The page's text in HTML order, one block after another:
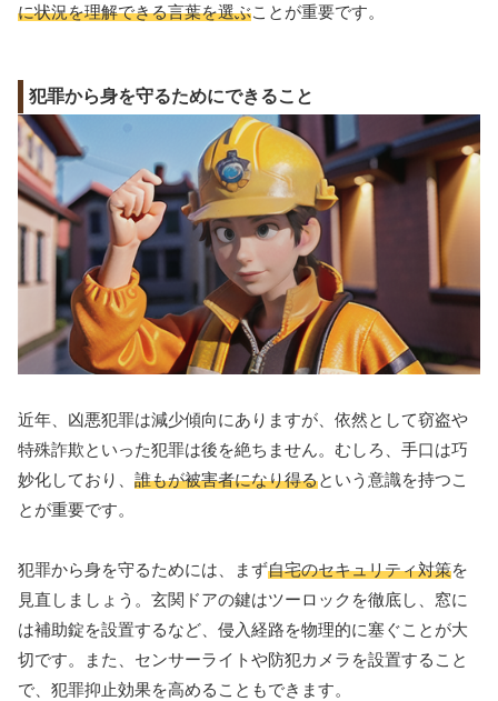
に状況を理解できる言葉を選ぶことが重要です。
犯罪から身を守るためにできること
近年、凶悪犯罪は減少傾向にありますが、依然として窃盗や
特殊詐欺といった犯罪は後を絶ちません。むしろ、手口は巧
妙化しており、 誰もが被害者になり得るという意識を持つこ
とが重要です。
犯罪から身を守るためには、まず自宅のセキュリティ対策を
見直しましょう。玄関ドアの鍵はツーロックを徹底し、窓に
は補助錠を設置するなど、侵入経路を物理的に塞ぐことが大
切です。また、センサーライトや防犯カメラを設置すること
で、犯罪抑止効果を高めることもできます。